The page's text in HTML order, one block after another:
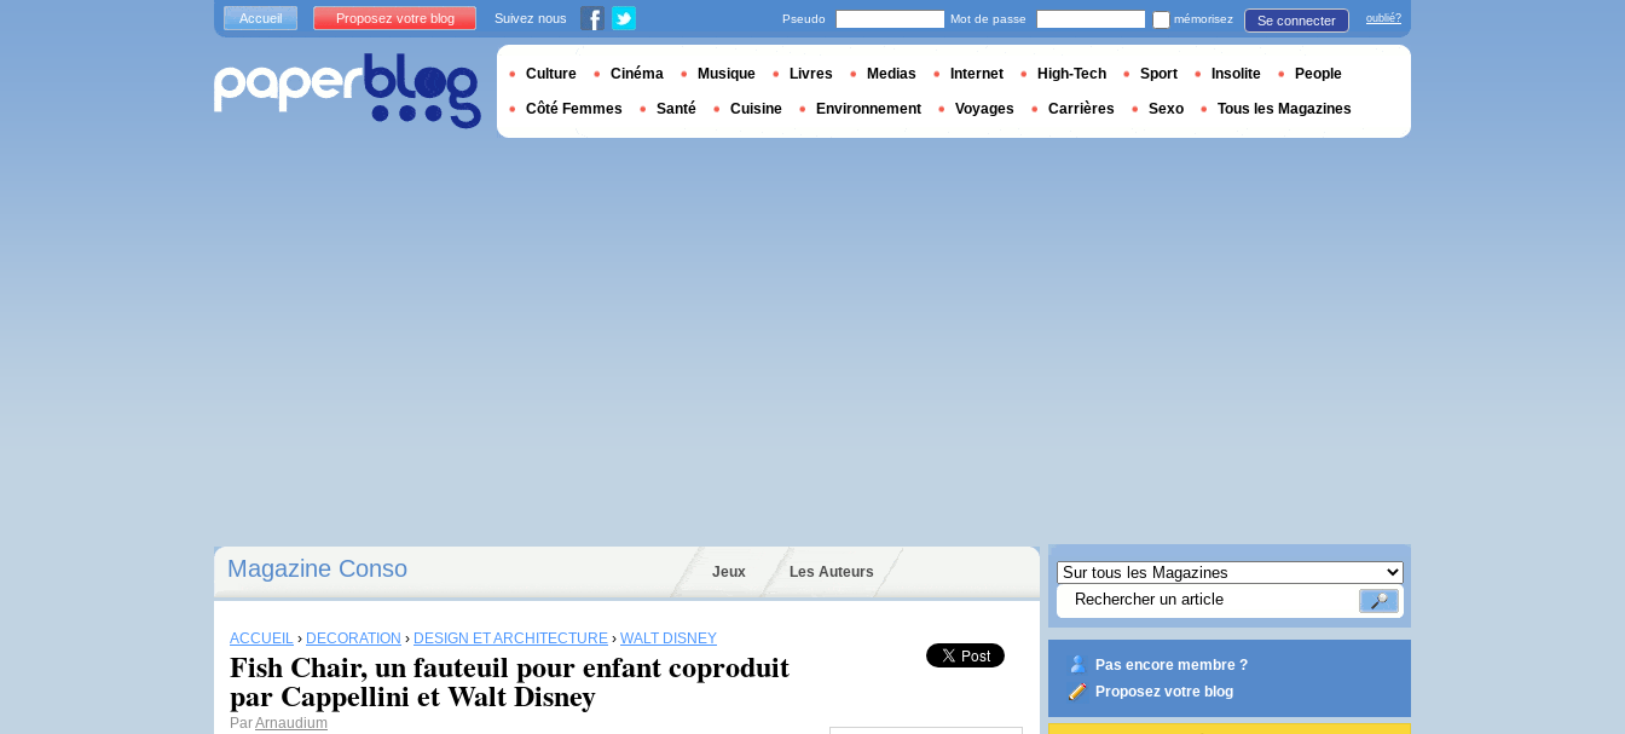
Magazine Conso Jeux Les Auteurs
ACCUEIL › DÉCORATION › DESIGN ET ARCHITECTURE › WALT DISNEY
Fish Chair, un fauteuil pour enfant coproduit
par Cappellini et Walt Disney
ParArnaudium
Pas encore membre ?
Proposez votre blog
Accueil Proposez votre blog Suivez nous Pseudo Mot de passe mémorisez Se connecter oublié?
Culture Cinéma Musique Livres Medias Internet High-Tech Sport Insolite People
Côté Femmes Santé Cuisine Environnement Voyages Carrières Sexo Tous les Magazines